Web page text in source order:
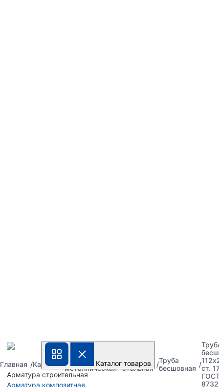
Каталог товаров
Арматура строительная
Арматура композитная
Главная Каталог
Труба
металлическая
Труба
стальная
Труба
бесшовная
ст.